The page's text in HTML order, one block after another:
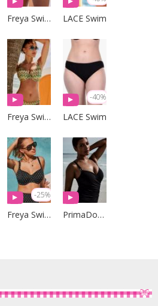
Freya Swim LACE Swim
Freya Swim
-40%
LACE Swim
-25%
Freya Swim PrimaDonna Swim